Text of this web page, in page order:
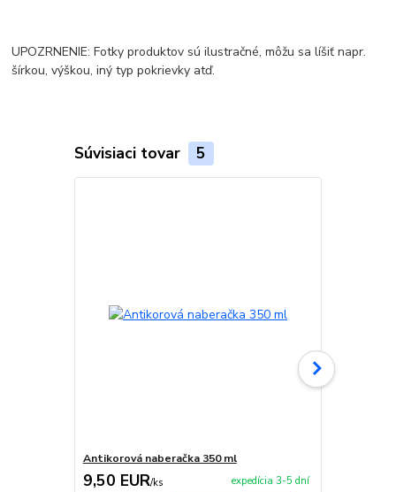
UPOZRNENIE: Fotky produktov sú ilustračné, môžu sa líšiť napr.
šírkou, výškou, iný typ pokrievky atď.
Súvisiaci tovar 5
Antikorová naberačka 350 ml
9,50 EUR/ks expedícia 3-5 dní